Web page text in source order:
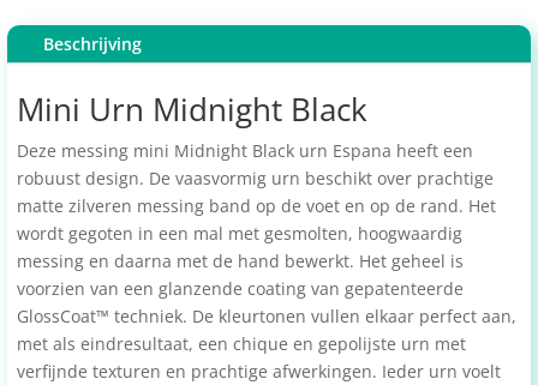
Beschrijving
Mini Urn Midnight Black
Deze messing mini Midnight Black urn Espana heeft een
robuust design. De vaasvormig urn beschikt over prachtige
matte zilveren messing band op de voet en op de rand. Het
wordt gegoten in een mal met gesmolten, hoogwaardig
messing en daarna met de hand bewerkt. Het geheel is
voorzien van een glanzende coating van gepatenteerde
GlossCoat™ techniek. De kleurtonen vullen elkaar perfect aan,
met als eindresultaat, een chique en gepolijste urn met
verfijnde texturen en prachtige afwerkingen. Ieder urn voelt